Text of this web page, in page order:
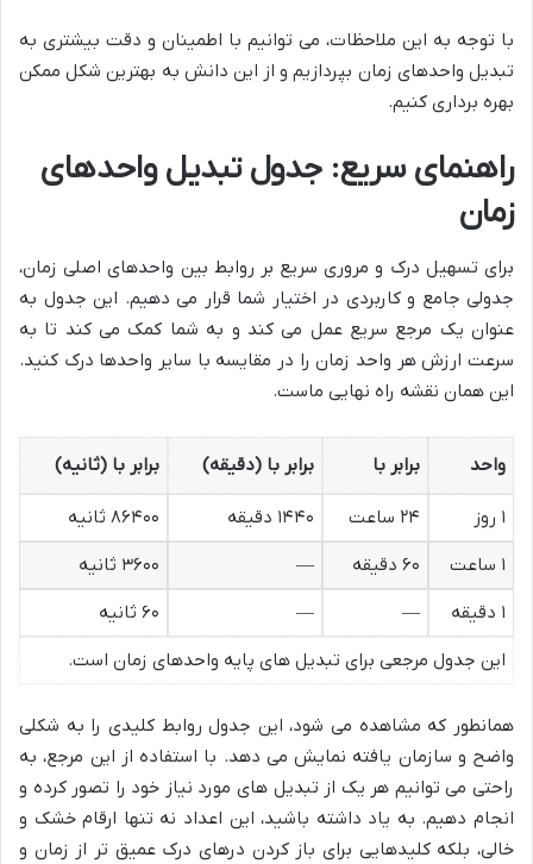
با توجه به این ملاحظات، می توانیم با اطمینان و دقت بیشتری به
تبدیل واحدهای زمان بپردازیم و از این دانش به بهترین شکل ممکن
بهره برداری کنیم.
راهنمای سریع: جدول تبدیل واحدهای
زمان
برای تسهیل درک و مروری سریع بر روابط بین واحدهای اصلی زمان،
جدولی جامع و کاربردی در اختیار شما قرار می دهیم. این جدول به
عنوان یک مرجع سریع عمل می کند و به شما کمک می کند تا به
سرعت ارزش هر واحد زمان را در مقایسه با سایر واحدها درک کنید.
این همان نقشه راه نهایی ماست.
واحد برابر با برابر با (دقیقه) برابر با (ثانیه)
۱ روز ۲۴ ساعت ۱۴۴۰ دقیقه
۸۶۴۰۰ ثانیه
۱ ساعت
۶۰ دقیقه —
۳۶۰۰ ثانیه
۱ دقیقه
—
—
۶۰ ثانیه
این جدول مرجعی برای تبدیل های پایه واحدهای زمان است.
همانطور که مشاهده می شود، این جدول روابط کلیدی را به شکلی
واضح و سازمان یافته نمایش می دهد. با استفاده از این مرجع، به
راحتی می توانیم هر یک از تبدیل های مورد نیاز خود را تصور کرده و
انجام دهیم. به یاد داشته باشید، این اعداد نه تنها ارقام خشک و
خالی، بلکه کلیدهایی برای باز کردن درهای درک عمیق تر از زمان و